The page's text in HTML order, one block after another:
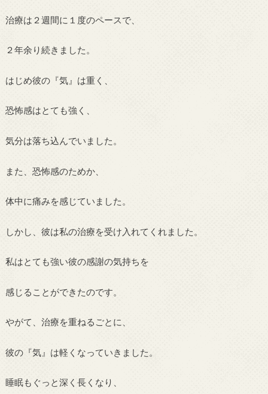
治療は２週間に１度のペースで、
２年余り続きました。
はじめ彼の『気』は重く、
恐怖感はとても強く、
気分は落ち込んでいました。
また、恐怖感のためか、
体中に痛みを感じていました。
しかし、彼は私の治療を受け入れてくれました。
私はとても強い彼の感謝の気持ちを
感じることができたのです。
やがて、治療を重ねるごとに、
彼の『気』は軽くなっていきました。
睡眠もぐっと深く長くなり、